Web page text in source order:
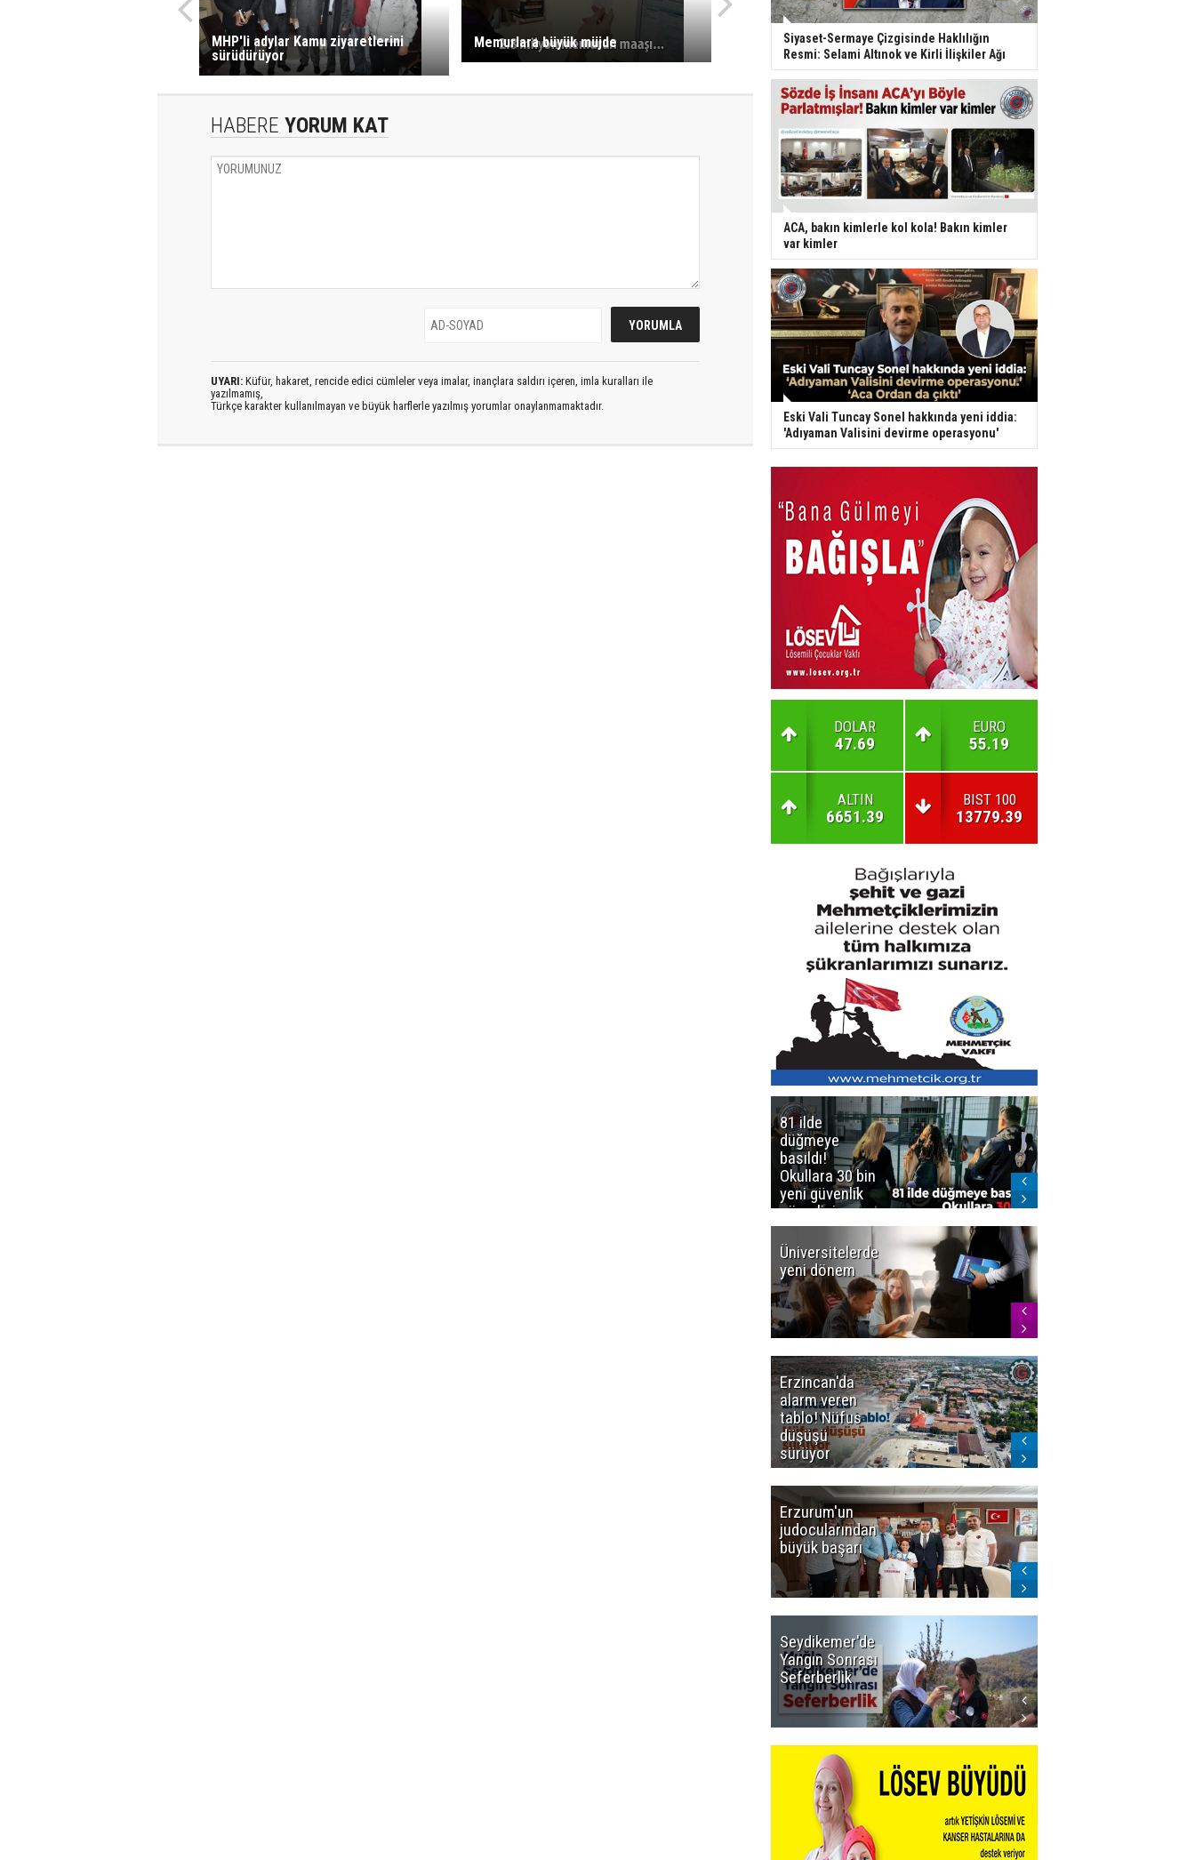
MHP'li adylar Kamu ziyaretlerini
sürüdürüyor
Memurlara büyük müjde
HABERE YORUM KAT
UYARI: Küfür, hakaret, rencide edici cümleler veya imalar, inançlara saldırı içeren, imla kuralları ile
yazılmamış,
Türkçe karakter kullanılmayan ve büyük harflerle yazılmış yorumlar onaylanmamaktadır.
Siyaset-Sermaye Çizgisinde Haklılığın
Resmi: Selami Altınok ve Kirli İlişkiler Ağı
ACA, bakın kimlerle kol kola! Bakın kimler
var kimler
Eski Vali Tuncay Sonel hakkında yeni iddia:
'Adıyaman Valisini devirme operasyonu'
DOLAR
47.69
EURO
55.19
ALTIN
6651.39
BIST 100
13779.39
81 ilde
düğmeye
basıldı!
Okullara 30 bin
yeni güvenlik
görevlisi
Üniversitelerde
yeni dönem
Erzincan'da
alarm veren
tablo! Nüfus
düşüşü
sürüyor
Erzurum'un
judocularından
büyük başarı
Seydikemer'de
Yangın Sonrası
Seferberlik